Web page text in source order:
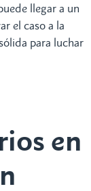
llegar a un
el caso a la
para luchar
en